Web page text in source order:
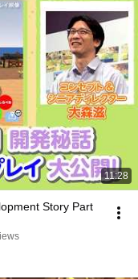
11:28
Story Part